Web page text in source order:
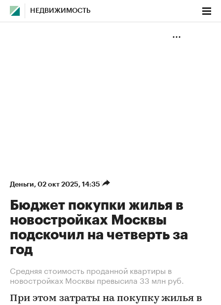
НЕДВИЖИМОСТЬ
Деньги⁠, 02 окт 2025, 14:35
Бюджет покупки жилья в
новостройках Москвы
подскочил на четверть за
год
Средняя стоимость проданной квартиры в
новостройках Москвы превысила 33 млн руб.
При этом затраты на покупку жилья в